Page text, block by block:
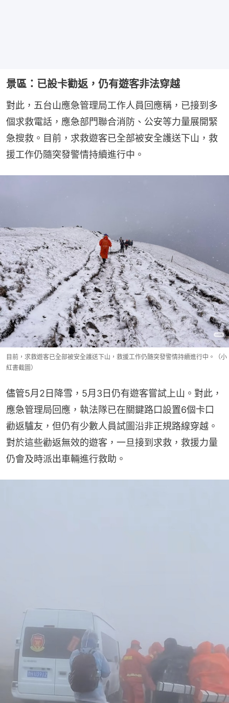
景區：已設卡勸返，仍有遊客非法穿越
對此，五台山應急管理局工作人員回應稱，已接到多
個求救電話，應急部門聯合消防、公安等力量展開緊
急搜救。目前，求救遊客已全部被安全護送下山，救
援工作仍隨突發警情持續進行中。
目前，求救遊客已全部被安全護送下山，救援工作仍隨突發警情持續進行中。（小
紅書截圖）
儘管5月2日降雪，5月3日仍有遊客嘗試上山。對此，
應急管理局回應，執法隊已在關鍵路口設置6個卡口
勸返驢友，但仍有少數人員試圖沿非正規路線穿越。
對於這些勸返無效的遊客，一旦接到求救，救援力量
仍會及時派出車輛進行救助。